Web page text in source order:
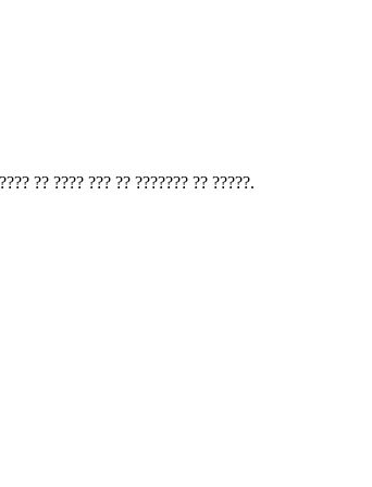
?? ???? ??? ?? ??????? ?? ?????.